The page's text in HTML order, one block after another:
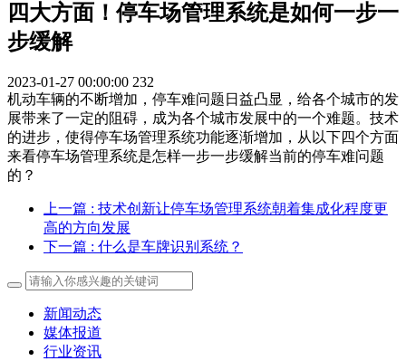
四大方面！停车场管理系统是如何一步一
步缓解
2023-01-27 00:00:00 232
机动车辆的不断增加，停车难问题日益凸显，给各个城市的发
展带来了一定的阻碍，成为各个城市发展中的一个难题。技术
的进步，使得停车场管理系统功能逐渐增加，从以下四个方面
来看停车场管理系统是怎样一步一步缓解当前的停车难问题
的？
上一篇 : 技术创新让停车场管理系统朝着集成化程度更
高的方向发展
下一篇 : 什么是车牌识别系统？
新闻动态
媒体报道
行业资讯